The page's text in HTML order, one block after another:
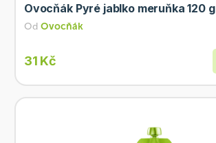
Ovocňák Pyré jablko meruňka 120 g
Od Ovocňák
31 Kč